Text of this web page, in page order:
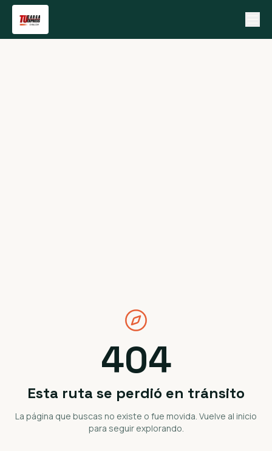
404
Esta ruta se perdió en tránsito
La página que buscas no existe o fue movida. Vuelve al inicio
para seguir explorando.